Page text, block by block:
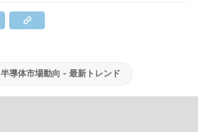
半導体市場動向 - 最新トレンド